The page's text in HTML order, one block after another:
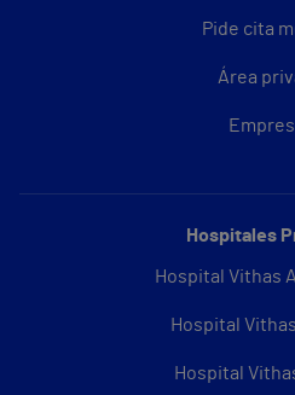
Pide cita
Área
Hospitales
Hospital Vithas
Hospital
Hospital